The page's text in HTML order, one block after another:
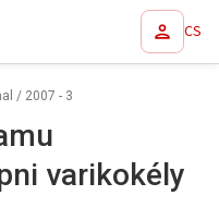
CS
/ 2007 - 3
varikokély